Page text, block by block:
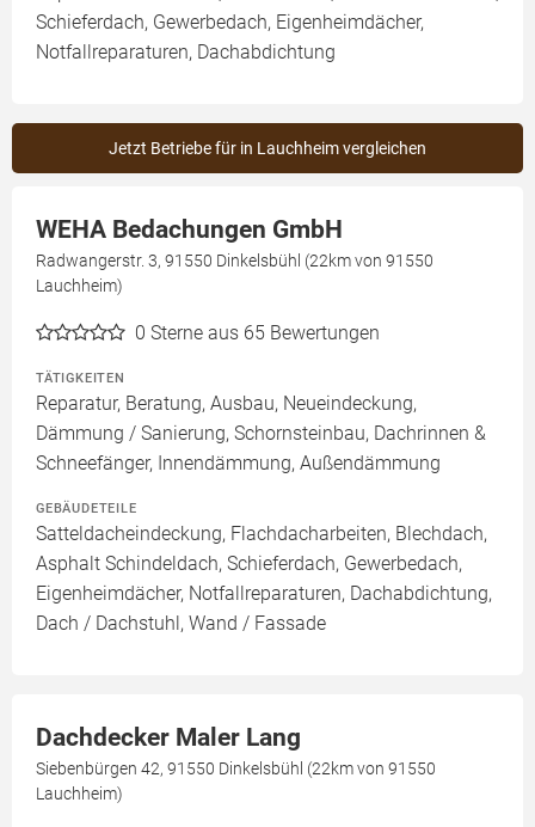
Schieferdach, Gewerbedach, Eigenheimdächer,
Notfallreparaturen, Dachabdichtung
Jetzt Betriebe für in Lauchheim vergleichen
WEHA Bedachungen GmbH
Radwangerstr. 3, 91550 Dinkelsbühl (22km von 91550
Lauchheim)
0 Sterne aus 65 Bewertungen
TÄTIGKEITEN
Reparatur, Beratung, Ausbau, Neueindeckung,
Dämmung / Sanierung, Schornsteinbau, Dachrinnen &
Schneefänger, Innendämmung, Außendämmung
GEBÄUDETEILE
Satteldacheindeckung, Flachdacharbeiten, Blechdach,
Asphalt Schindeldach, Schieferdach, Gewerbedach,
Eigenheimdächer, Notfallreparaturen, Dachabdichtung,
Dach / Dachstuhl, Wand / Fassade
Dachdecker Maler Lang
Siebenbürgen 42, 91550 Dinkelsbühl (22km von 91550
Lauchheim)